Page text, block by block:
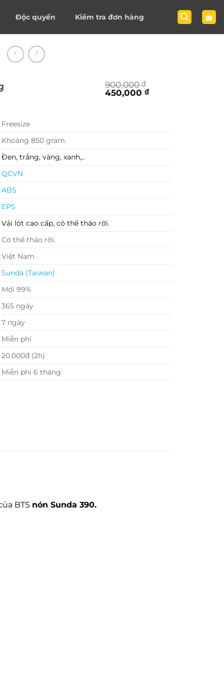
Độc quyền Kiểm tra đơn hàng
900,000₫
Giá
450,000₫Giá
Freesize
Khoảng 850 gram.
Đen, trắng, vàng, xanh,..
QCVN
ABS
EPS
Vải lót cao cấp, có thể tháo rời.
Có thể tháo rời.
Việt Nam
Sunda (Taiwan)
Mới 99%
365 ngày
7 ngày
Miễn phí
20.000đ (2h)
Miễn phí 6 tháng
BTS nón Sunda 390.